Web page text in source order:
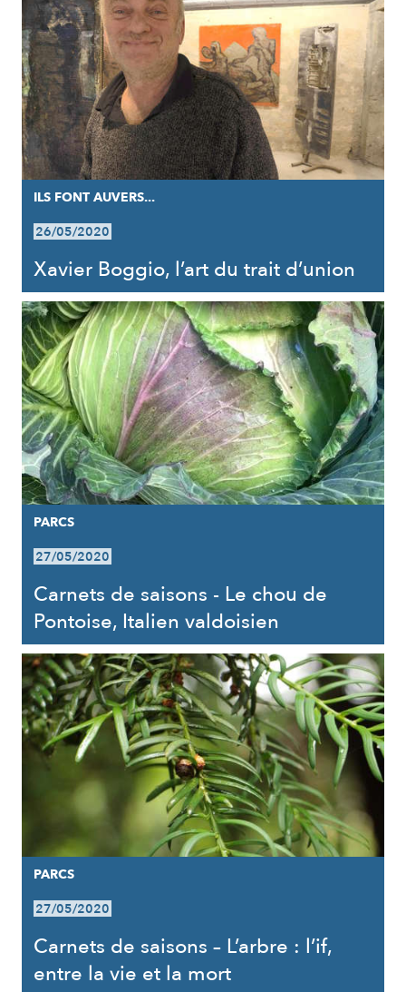
ILS FONT AUVERS...
26/05/2020
Xavier Boggio, l’art du trait d’union
PARCS
27/05/2020
Carnets de saisons - Le chou de
Pontoise, Italien valdoisien
PARCS
27/05/2020
Carnets de saisons – L’arbre : l’if,
entre la vie et la mort